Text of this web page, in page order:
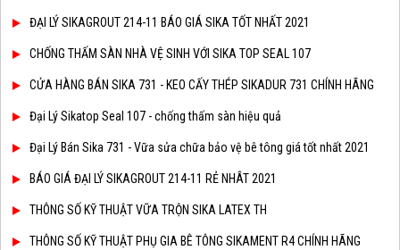
ĐẠI LÝ SIKAGROUT 214-11 BÁO GIÁ SIKA TỐT NHẤT 2021
CHỐNG THẤM SÀN NHÀ VỆ SINH VỚI SIKA TOP SEAL 107
CỬA HÀNG BÁN SIKA 731 - KEO CẤY THÉP SIKADUR 731 CHÍNH HÃNG
Đại Lý Sikatop Seal 107 - chống thấm sàn hiệu quả
Đại Lý Bán Sika 731 - Vữa sửa chữa bảo vệ bê tông giá tốt nhất 2021
BÁO GIÁ ĐẠI LÝ SIKAGROUT 214-11 RẺ NHÂT 2021
THÔNG SỐ KỸ THUẬT VỮA TRỘN SIKA LATEX TH
THÔNG SỐ KỸ THUẬT PHỤ GIA BÊ TÔNG SIKAMENT R4 CHÍNH HÃNG